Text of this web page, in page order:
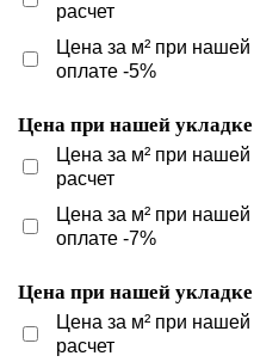
расчет
Цена за м² при нашей
оплате -5%
Цена при нашей укладке
Цена за м² при
расчет
Цена за м² при нашей
оплате -7%
Цена при нашей
Цена за м² при
расчет